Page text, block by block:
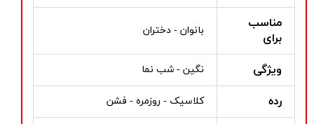
مناسب
برای
بانوان - دختران
ویژگی نگین - شب نما
رده کلاسیک - روزمره - فشن